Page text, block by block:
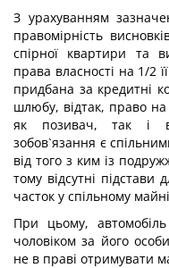
З урахуванням
правомірність
спірної квартири та
права власності на 1/2
придбана за кредитні
шлюбу, відтак, право
як позивач, так і
зобов`язання є
від того з ким із
тому відсутні підстави
часток у спільному
При цьому,
чоловіком за його
не в праві отримувати